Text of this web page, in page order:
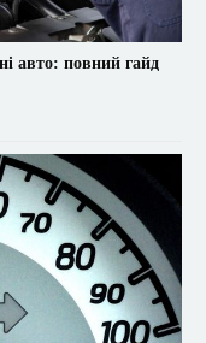
авто: повний гайд